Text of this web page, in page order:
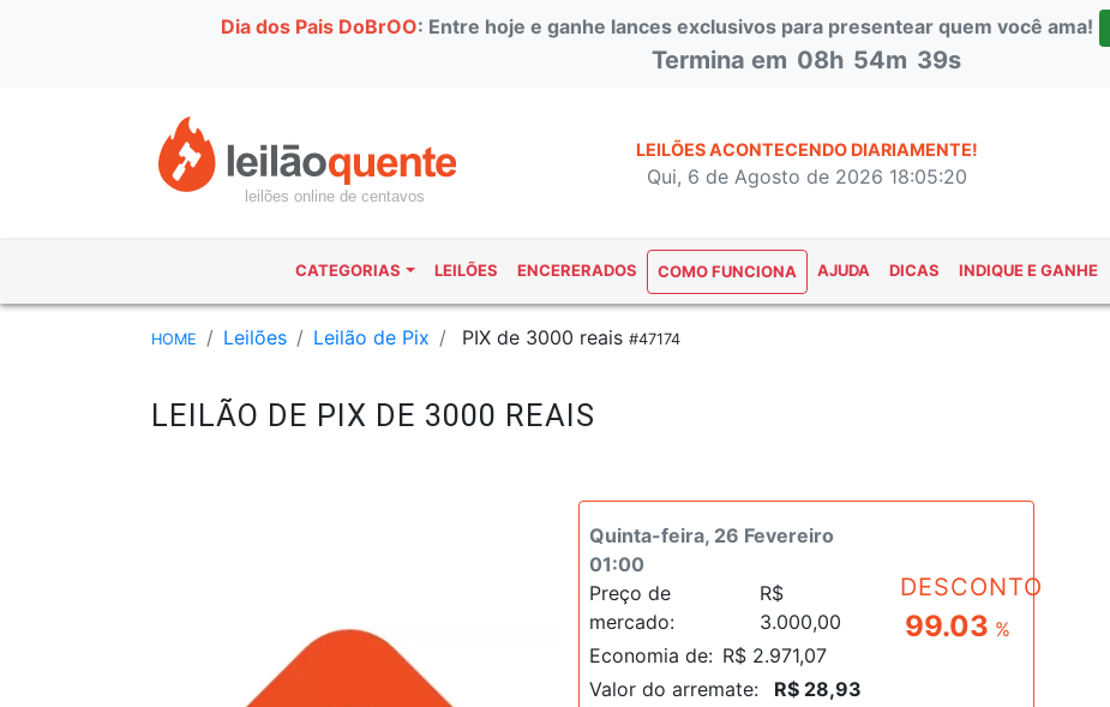
Dia dos Pais DoBrOO: Entre hoje e ganhe lances exclusivos para presentear quem você ama!
Termina em 08h 54m 38s
leilões online de centavos
LEILÕES ACONTECENDO DIARIAMENTE!
Qui, 6 de Agosto de 2026 18:05:21
CATEGORIAS LEILÕES ENCERERADOS COMO FUNCIONA AJUDA DICAS INDIQUE E GANHE
HOME Leilões Leilão de Pix PIX de 3000 reais #47174
LEILÃO DE PIX DE 3000 REAIS
Quinta-feira, 26 Fevereiro
01:00
Preço de
mercado:
R$
3.000,00
Economia de: R$ 2.971,07
Valor do arremate:
R$ 28,93
DESCONTO
99.03 %